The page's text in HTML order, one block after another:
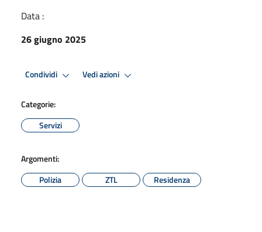
Data :
26 giugno 2025
Condividi Vedi azioni
Categorie:
Servizi
Argomenti:
Polizia
ZTL Residenza